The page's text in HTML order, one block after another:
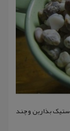
بذارین و چند